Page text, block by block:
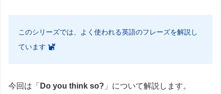
このシリーズでは、よく使われる英語のフレーズを解説し
ています
今回は「 Do you think so? 」について解説します。